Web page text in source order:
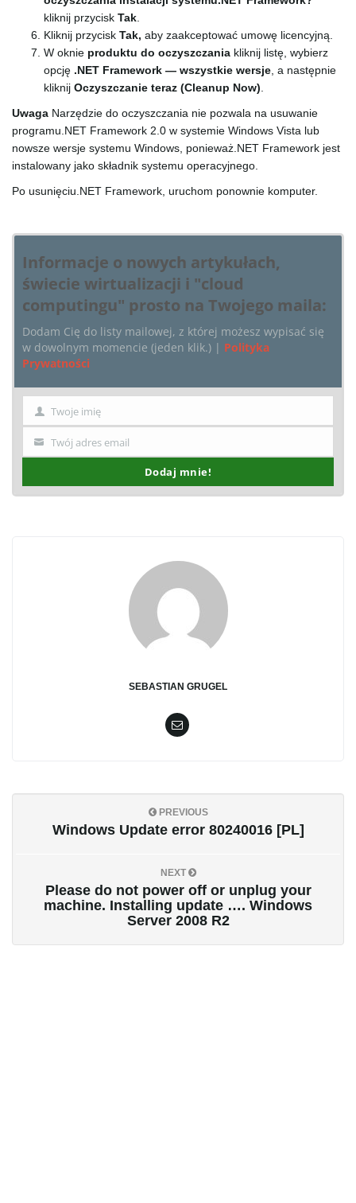
i
g
kliknij przycisk Tak
Kliknij przycisk Tak, aby zaakceptować umowę licencyjną.
W oknie produktu do oczyszczania kliknij listę, wybierz
opcję .NET Framework — wszystkie wersje , a następnie
kliknij Oczyszczanie teraz (Cleanup Now)
Uwaga Narzędzie do oczyszczania nie pozwala na usuwanie
programu.NET Framework 2.0 w systemie Windows Vista lub
nowsze wersje systemu Windows, ponieważ.NET Framework jest
instalowany jako składnik systemu operacyjnego.
Po usunięciu.NET Framework, uruchom ponownie komputer.
Informacje o nowych artykułach,
świecie wirtualizacji i "cloud
computingu" prosto na Twojego maila:
Dodam Cię do listy mailowej, z której możesz wypisać się
w dowolnym momencie (jeden klik.) | Polityka
Prywatności
Imię Twoje imię
Twój Twój adres email
Dodaj mnie!
SEBASTIAN GRUGEL
PREVIOUS
Windows Update error 80240016 [PL]
NEXT
Please do not power off or unplug your
machine. Installing update …. Windows
Server 2008 R2